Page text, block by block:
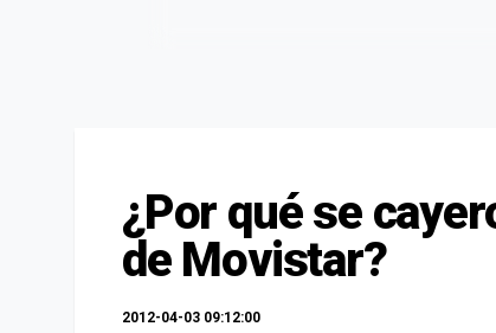
¿Por qué se
de Movistar?
2012-04-03 09:12:00